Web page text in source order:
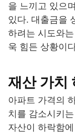
을 느끼고 있으
있다. 대출금을
하려는 시도와
욱 힘든 상황이
재산 가치
아파트 가격의
치를 감소시키
자산이 하락함